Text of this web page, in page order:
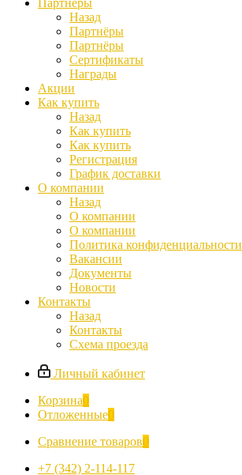
Партнёры
Назад
Партнёры
Партнёры
Сертификаты
Награды
Акции
Как купить
Назад
Как купить
Как купить
Регистрация
График доставки
О компании
Назад
О компании
О компании
Политика конфиденциальности
Вакансии
Документы
Новости
Контакты
Назад
Контакты
Схема проезда
Личный кабинет
Корзина0
Отложенные0
Сравнение товаров0
+7 (342) 2-114-117